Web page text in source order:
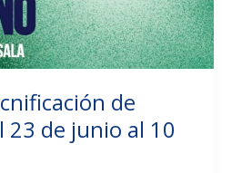
de
23 de junio al 10